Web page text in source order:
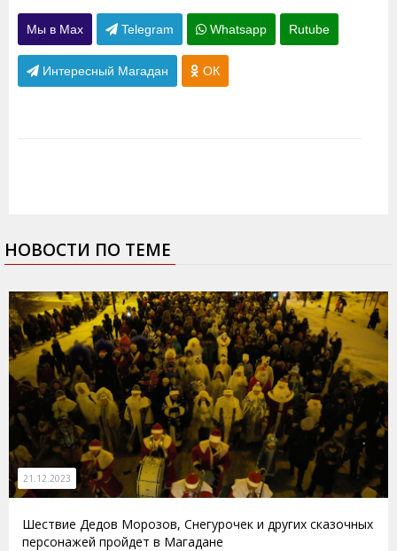
Мы в Max Telegram Whatsapp Rutube
Интересный Магадан ОК
НОВОСТИ ПО ТЕМЕ
21.12.2023
Шествие Дедов Морозов, Снегурочек и других сказочных
персонажей пройдет в Магадане